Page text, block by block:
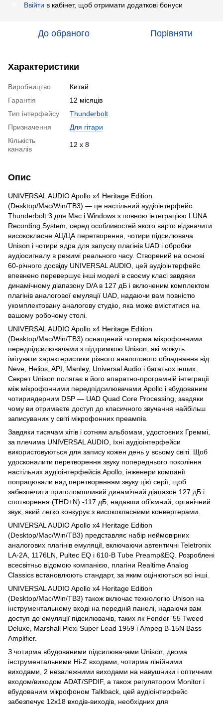
Ввійти в кабінет, щоб отримати додаткові бонуси
До обраного Порівняти
Характеристики
Виробництво
Китай
Гарантія
12 місяців
Тип інтерфейсу
Thunderbolt
Призначення
Для гітари
Кількість
каналів
12 x 8
Опис
UNIVERSAL AUDIO Apollo x4 Heritage Edition
(Desktop/Mac/Win/TB3) — це настільний аудіоінтерфейс
Thunderbolt 3 для Mac і Windows з повною інтеграцією LUNA
Recording System, серед особливостей якого варто відзначити
висококласне АЦ/ЦА перетворення, чотири підсилювача
Unison і чотири ядра для запуску плагінів UAD і обробки
аудіосигналу в режимі реального часу. Створений на основі
60-річного досвіду UNIVERSAL AUDIO, цей аудіоінтерфейс
впевнено перевершує інші моделі в своєму класі завдяки
динамічному діапазону D/A в 127 дБ і включеним комплектом
плагінів аналогової емуляції UAD, надаючи вам повністю
укомплектовану аналогову студію, яка може вміститися на
вашому робочому столі.
UNIVERSAL AUDIO Apollo x4 Heritage Edition
(Desktop/Mac/Win/TB3) оснащений чотирма мікрофонними
передпідсилювачами з підтримкою Unison, які можуть
імітувати характеристики різного аналогового обладнання від
Neve, Helios, API, Manley, Universal Audio і багатьох інших.
Секрет Unison полягає в його апаратно-програмній інтеграції
між мікрофонними передпідсилювачами Apollo і вбудованим
чотириядерним DSP — UAD Quad Core Processing, завдяки
чому ви отримаєте доступ до класичного звучання найбільш
записуваних у світі мікрофонних преампів.
Завдяки тисячам хітів і сотням альбомам, удостоєних Греммі,
за плечима UNIVERSAL AUDIO, їхні аудіоінтерфейси
використовуються для запису кожен день у всьому світі. Щоб
удосконалити перетворення звуку попереднього покоління
настільних аудіоінтерфейсів Apollo, інженери компанії
попрацювали над перетворенням звуку цієї серії, щоб
забезпечити приголомшливий динамічний діапазон 127 дБ і
спотворення (THD+N) -117 дБ, надавши об'ємний, органічний
звук, який легко конкурує з висококласними конвертерами.
UNIVERSAL AUDIO Apollo x4 Heritage Edition
(Desktop/Mac/Win/TB3) представляє набір неймовірних
аналогових плагінів емуляції, включаючи автентичні Teletronix
LA-2A, 1176LN, Pultec EQ і 610-B Tube Preamp&EQ. Розроблені
всесвітньо відомою компанією, плагіни Realtime Analog
Classics встановлюють стандарт, за яким оцінюються всі інші.
UNIVERSAL AUDIO Apollo x4 Heritage Edition
(Desktop/Mac/Win/TB3) також включає технологію Unison на
інструментальному вході на передній панелі, надаючи вам
доступ до емуляції підсилювачів, таких як Fender '55 Tweed
Deluxe, Marshall Plexi Super Lead 1959 і Ampeg B-15N Bass
Amplifier.
З чотирма вбудованими підсилювачами Unison, двома
інструментальними Hi-Z входами, чотирма лінійними
виходами, 2 незалежними виходами на навушники і оптичним
входом/виходом ADAT/SPDIF, а також регулятором Monitor і
вбудованим мікрофоном Talkback, цей аудіоінтерфейс
забезпечує 12x18 входів-виходів, необхідних для